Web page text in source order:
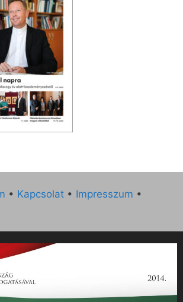
• Kapcsolat • Impresszum •